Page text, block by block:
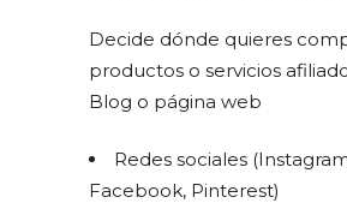
Decide dónde quieres
productos o servicios
Blog o página web
Redes sociales
Facebook, Pinterest)